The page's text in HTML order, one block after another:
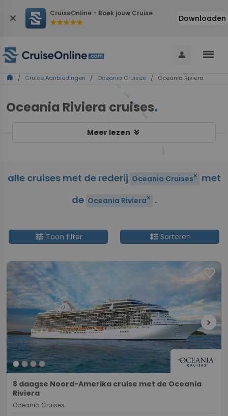
close CruiseOnline - Boek jouw Cruise
starstarstarstarstar Downloaden
person menu
home / Cruise Aanbiedingen / Oceania Cruises / Oceania Riviera
Oceania Riviera cruises.
Meer lezen keyboard_double_arrow_down
alle cruises met de rederij Oceania Cruisesclose
met
de Oceania Rivieraclose .
tune Toon filter format_line_spacingSorteren
favorite
chevron_right
8 daagse Noord-Amerika cruise met de Oceania
Riviera
Oceania Cruises